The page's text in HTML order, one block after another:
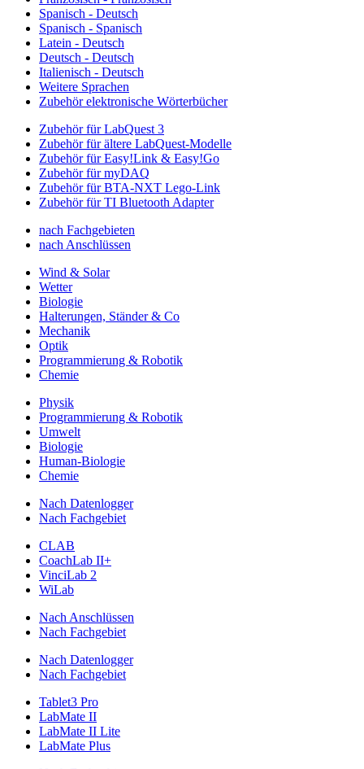
Spanisch - Deutsch
Spanisch - Spanisch
Latein - Deutsch
Deutsch - Deutsch
Italienisch - Deutsch
Weitere Sprachen
Zubehör elektronische Wörterbücher
Zubehör für LabQuest 3
Zubehör für ältere LabQuest-Modelle
Zubehör für Easy!Link & Easy!Go
Zubehör für myDAQ
Zubehör für BTA-NXT Lego-Link
Zubehör für TI Bluetooth Adapter
nach Fachgebieten
nach Anschlüssen
Wind & Solar
Wetter
Biologie
Halterungen, Ständer & Co
Mechanik
Optik
Programmierung & Robotik
Chemie
Physik
Programmierung & Robotik
Umwelt
Biologie
Human-Biologie
Chemie
Nach Datenlogger
Nach Fachgebiet
CLAB
CoachLab II+
VinciLab 2
WiLab
Nach Anschlüssen
Nach Fachgebiet
Nach Datenlogger
Nach Fachgebiet
Tablet3 Pro
LabMate II
LabMate II Lite
LabMate Plus